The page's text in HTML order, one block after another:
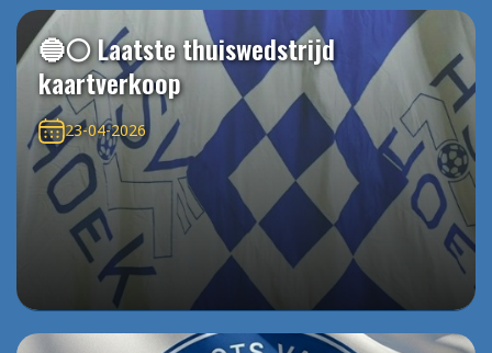
🔵⚪️ Laatste thuiswedstrijd
kaartverkoop
23-04-2026